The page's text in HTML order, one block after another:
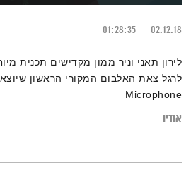
02.12.18
01:28:35
לירון תאני וניר ממון מקדישים תכנית
Microphone
אודיו